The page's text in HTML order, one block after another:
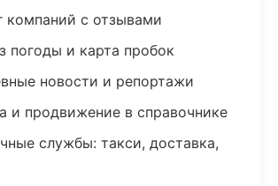
компаний с отзывами
погоды и карта пробок
новости и репортажи
и продвижение в справочнике
службы: такси, доставка,